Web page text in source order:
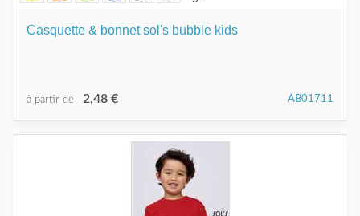
Casquette & bonnet sol's bubble kids
à partir de 2,48 € AB01711